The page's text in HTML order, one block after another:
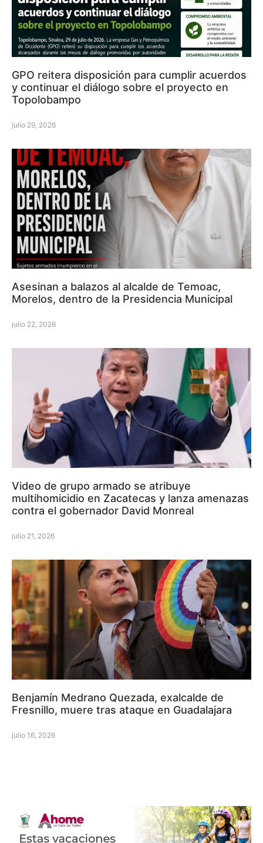
GPO reitera disposición para cumplir acuerdos
y continuar el diálogo sobre el proyecto en
Topolobampo
julio 29, 2026
Asesinan a balazos al alcalde de Temoac,
Morelos, dentro de la Presidencia Municipal
julio 22, 2026
Video de grupo armado se atribuye
multihomicidio en Zacatecas y lanza amenazas
contra el gobernador David Monreal
julio 21, 2026
Benjamín Medrano Quezada, exalcalde de
Fresnillo, muere tras ataque en Guadalajara
julio 16, 2026